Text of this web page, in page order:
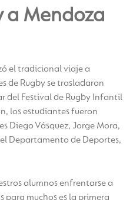
a Mendoza
el tradicional viaje a
de Rugby se trasladaron
del Festival de Rugby Infantil
los estudiantes fueron
Diego Vásquez, Jorge Mora,
Departamento de Deportes,
alumnos enfrentarse a
para muchos es la primera